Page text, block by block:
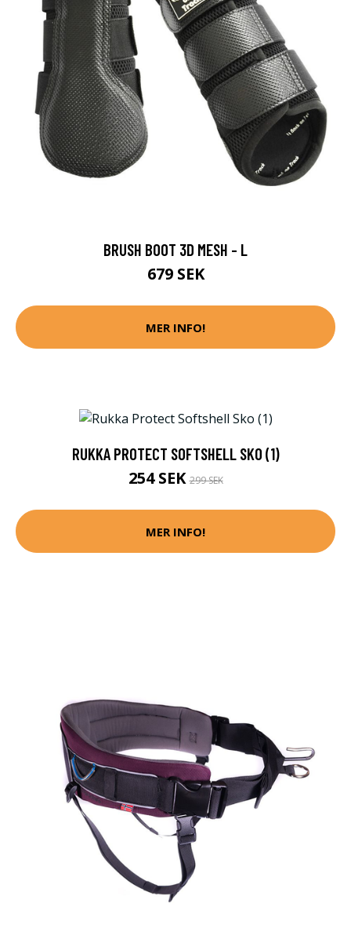
BRUSH BOOT 3D MESH - L
679 SEK
MER INFO!
RUKKA PROTECT SOFTSHELL SKO (1)
254 SEK299 SEK
MER INFO!